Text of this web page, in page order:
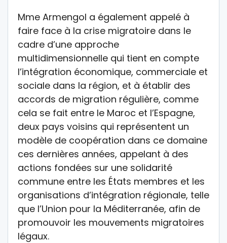
Mme Armengol a également appelé à
faire face à la crise migratoire dans le
cadre d’une approche
multidimensionnelle qui tient en compte
l’intégration économique, commerciale et
sociale dans la région, et à établir des
accords de migration régulière, comme
cela se fait entre le Maroc et l’Espagne,
deux pays voisins qui représentent un
modèle de coopération dans ce domaine
ces dernières années, appelant à des
actions fondées sur une solidarité
commune entre les États membres et les
organisations d’intégration régionale, telle
que l’Union pour la Méditerranée, afin de
promouvoir les mouvements migratoires
légaux.